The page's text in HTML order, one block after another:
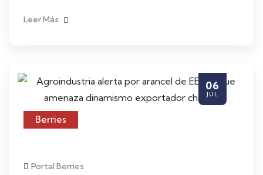
Leer Más
06
JUL
Berries
Portal Berries